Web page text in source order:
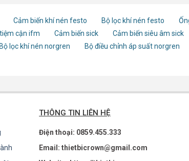
Cảm biến khí nén festo Bộ lọc khí nén festo
cận ifm Cảm biến sick
Cảm biến siêu âm sick
Bộ lọc khí nén norgren
Bộ điều chỉnh áp suất norgren
THÔNG TIN LIÊN HỆ
Điện thoại: 0859.455.333
Email: thietbicrown@gmail.com